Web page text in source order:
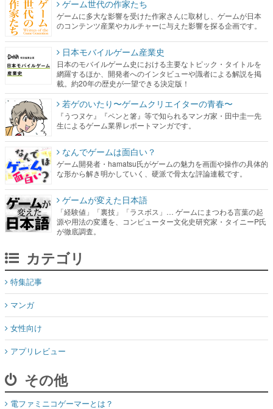
ゲーム世代の作家たち
ゲームに多大な影響を受けた作家さんに取材し、ゲームが日本
のコンテンツ産業やカルチャーに与えた影響を探る企画です。
日本モバイルゲーム産業史
日本のモバイルゲーム史における主要なトピック・タイトルを
網羅するほか、開発者へのインタビューや識者による解説を掲
載。約20年の歴史が一望できる決定版！
若ゲのいたり〜ゲームクリエイターの青春〜
『うつヌケ』『ペンと箸』等で知られるマンガ家・田中圭一先
生によるゲーム業界レポートマンガです。
なんでゲームは面白い？
ゲーム開発者・hamatsu氏がゲームの魅力を画面や操作の具体的
な形から解き明かしていく、硬派で骨太な評論連載です。
ゲームが変えた日本語
「経験値」「裏技」「ラスボス」… ゲームにまつわる言葉の起
源や用法の変遷を、コンピューター文化史研究家・タイニーP氏
が徹底調査。
カテゴリ
特集記事
マンガ
女性向け
アプリレビュー
その他
電ファミニコゲーマーとは？